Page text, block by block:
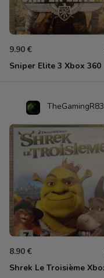
9.90 €
Sniper Elite 3 Xbox 360
TheGamingR83
8.90 €